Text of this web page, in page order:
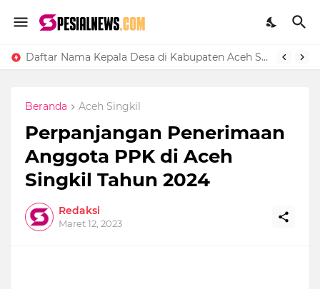
35 Manfaat Buah Salak dan Efek Sampingnya Lengkap
Daftar Nama Kepala Desa di Kabupaten Aceh Singkil
Beranda Aceh Singkil
Perpanjangan Penerimaan
Anggota PPK di Aceh
Singkil Tahun 2024
Redaksi
Maret 12, 2023